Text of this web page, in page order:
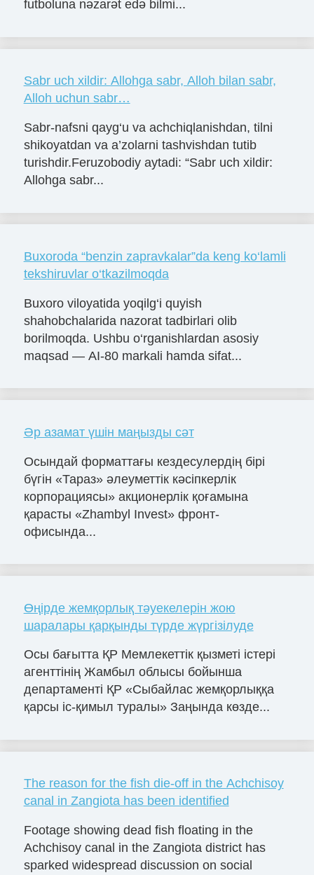
futboluna nəzarət edə bilmi...
Sabr uch xildir: Allohga sabr, Alloh bilan sabr,
Alloh uchun sabr…
Sabr-nafsni qayg‘u va achchiqlanishdan, tilni
shikoyatdan va a’zolarni tashvishdan tutib
turishdir.Feruzobodiy aytadi: “Sabr uch xildir:
Allohga sabr...
Buxoroda “benzin zapravkalar”da keng ko‘lamli
tekshiruvlar o‘tkazilmoqda
Buxoro viloyatida yoqilg‘i quyish
shahobchalarida nazorat tadbirlari olib
borilmoqda. Ushbu o‘rganishlardan asosiy
maqsad — AI-80 markali hamda sifat...
Әр азамат үшін маңызды сәт
Осындай форматтағы кездесулердің бірі
бүгін «Тараз» әлеуметтік кәсіпкерлік
корпорациясы» акционерлік қоғамына
қарасты «Zhambyl Invest» фронт-
офисында...
Өңірде жемқорлық тәуекелерін жою
шаралары қарқынды түрде жүргізілуде
Осы бағытта ҚР Мемлекеттік қызметі істері
агенттінің Жамбыл облысы бойынша
департаменті ҚР «Сыбайлас жемқорлыққа
қарсы іс-қимыл туралы» Заңында көзде...
The reason for the fish die-off in the Achchisoy
canal in Zangiota has been identified
Footage showing dead fish floating in the
Achchisoy canal in the Zangiota district has
sparked widespread discussion on social